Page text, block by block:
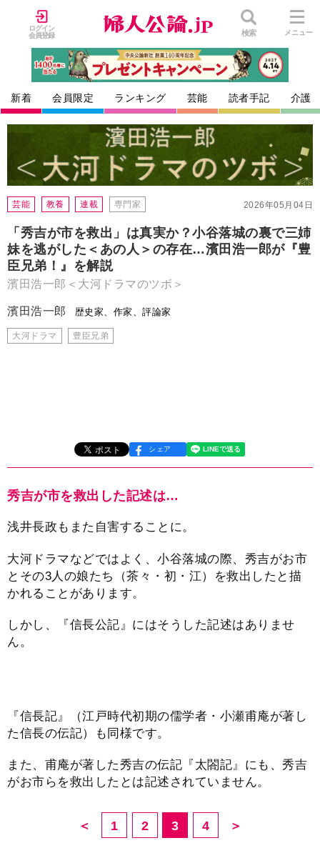
ログイン
会員登録
検索 メニュー
新着 会員限定 ランキング 芸能 読者手記 介護
2026年05月04日
芸能 教養 連載 専門家
「秀吉が市を救出」は真実か？小谷落城の裏で三姉
妹を逃がした＜あの人＞の存在…濱田浩一郎が『豊
臣兄弟！』を解説
濱田浩一郎＜大河ドラマのツボ＞
濱田浩一郎 歴史家、作家、評論家
大河ドラマ 豊臣兄弟
シェア
秀吉が市を救出した記述は…
浅井長政もまた自害することに。
大河ドラマなどではよく、小谷落城の際、秀吉がお市
とその3人の娘たち（茶々・初・江）を救出したと描
かれることがあります。
しかし、『信長公記』にはそうした記述はありませ
ん。
『信長記』（江戸時代初期の儒学者・小瀬甫庵が著し
た信長の伝記）も同様です。
また、甫庵が著した秀吉の伝記『太閤記』にも、秀吉
がお市らを救出したとは記述されていません。
＜ 1 2 3 4 ＞